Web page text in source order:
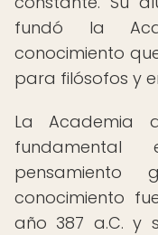
fundó la
conocimiento
para filósofos y
La Academia
pensamiento
conocimiento
año 387 a.C. y